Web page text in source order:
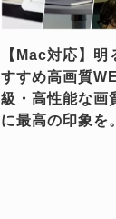
【Mac対応】
すすめ高画質
級・高性能な画
に最高の印象を